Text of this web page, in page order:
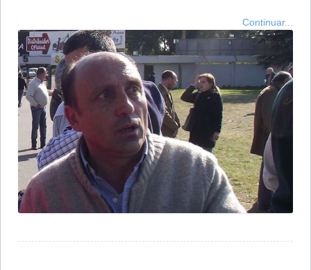
Continuar...